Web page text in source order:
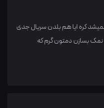
کره ایا هم بلدن سریال جدی
نمک بسازن دمتون گرم که